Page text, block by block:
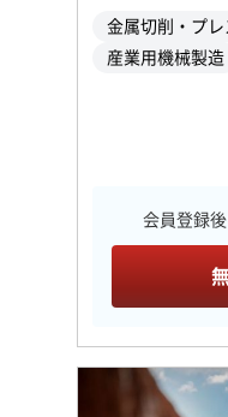
金属切削・プ
産業用機械製造
会員登録